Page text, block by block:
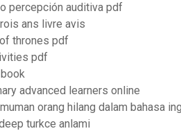
percepción auditiva pdf
ans livre avis
thrones pdf
pdf
advanced learners online
orang hilang dalam bahasa
turkce anlami